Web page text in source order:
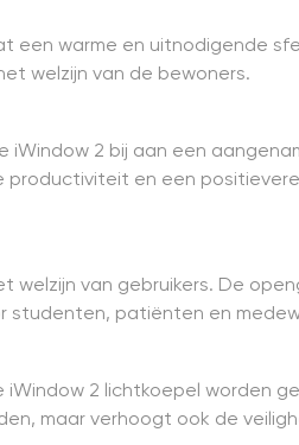
een warme en uitnodigende
welzijn van de bewoners.
iWindow 2 bij aan een
productiviteit en een
welzijn van gebruikers. De
studenten, patiënten en
2 lichtkoepel worden
maar verhoogt ook de